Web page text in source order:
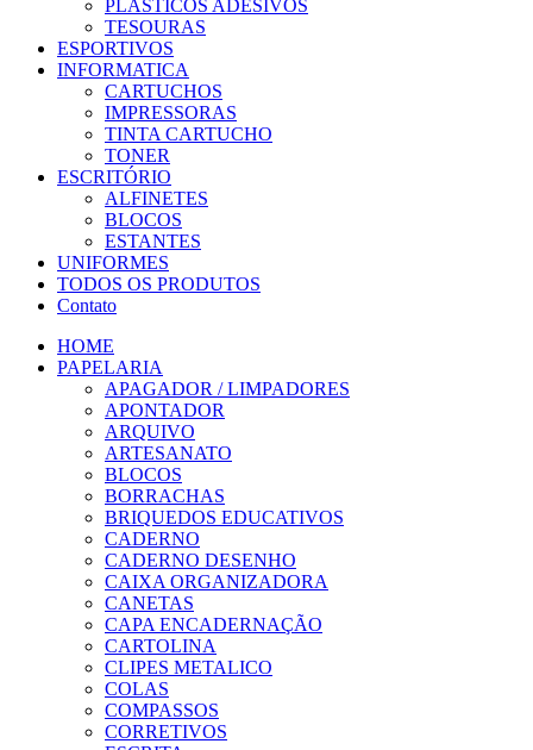
PLASTICOS ADESIVOS
TESOURAS
ESPORTIVOS
INFORMATICA
CARTUCHOS
IMPRESSORAS
TINTA CARTUCHO
TONER
ESCRITÓRIO
ALFINETES
BLOCOS
ESTANTES
UNIFORMES
TODOS OS PRODUTOS
Contato
HOME
PAPELARIA
APAGADOR / LIMPADORES
APONTADOR
ARQUIVO
ARTESANATO
BLOCOS
BORRACHAS
BRIQUEDOS EDUCATIVOS
CADERNO
CADERNO DESENHO
CAIXA ORGANIZADORA
CANETAS
CAPA ENCADERNAÇÃO
CARTOLINA
CLIPES METALICO
COLAS
COMPASSOS
CORRETIVOS